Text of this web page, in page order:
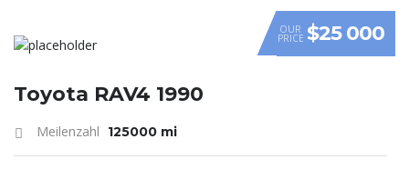
OUR
PRICE $25 000
Toyota RAV4 1990
Meilenzahl 125000 mi